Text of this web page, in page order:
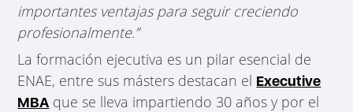
importantes ventajas para seguir creciendo
profesionalmente.”
La formación ejecutiva es un pilar esencial de
ENAE, entre sus másters destacan el Executive
MBA que se lleva impartiendo 30 años y por el